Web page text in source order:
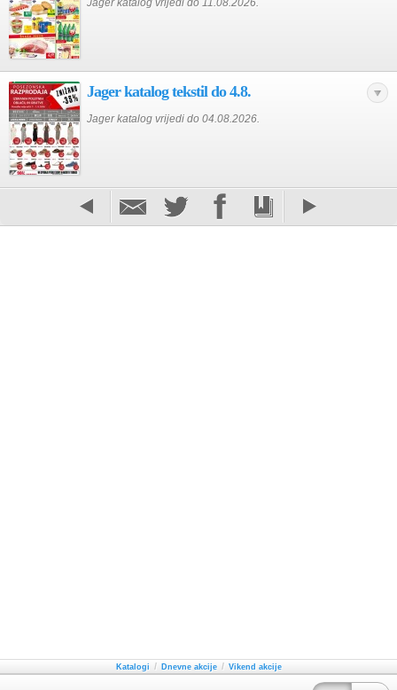
Jager katalog vrijedi do 11.08.2026.
Jager katalog tekstil do 4.8.
Jager katalog vrijedi do 04.08.2026.
Katalogi / Dnevne akcije / Vikend akcije